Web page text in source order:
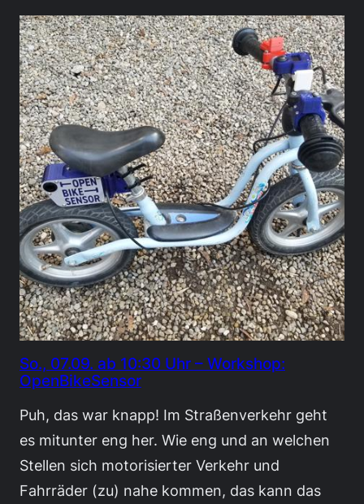
So., 07.09. ab 10:30 Uhr – Workshop:
OpenBikeSensor
Puh, das war knapp! Im Straßenverkehr geht
es mitunter eng her. Wie eng und an welchen
Stellen sich motorisierter Verkehr und
Fahrräder (zu) nahe kommen, das kann das